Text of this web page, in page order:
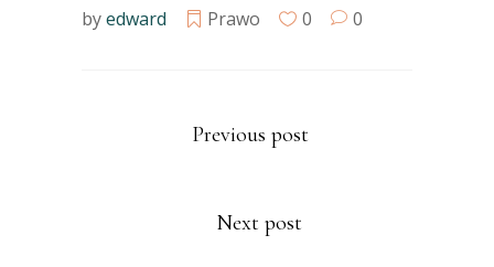
byedward Prawo 0 0
Previous post
Next post